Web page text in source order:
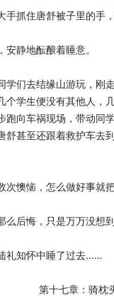
抓住唐舒被子里的手，
静地酝酿着睡意。
们去结缘山游玩，刚走
个学生便没有其他人，
跑向车祸现场，带动同
舒甚至还跟着救护车去
懊恼，怎么做好事就把
后悔，只是万万没想到
知怀中睡了过去……
：骑枕